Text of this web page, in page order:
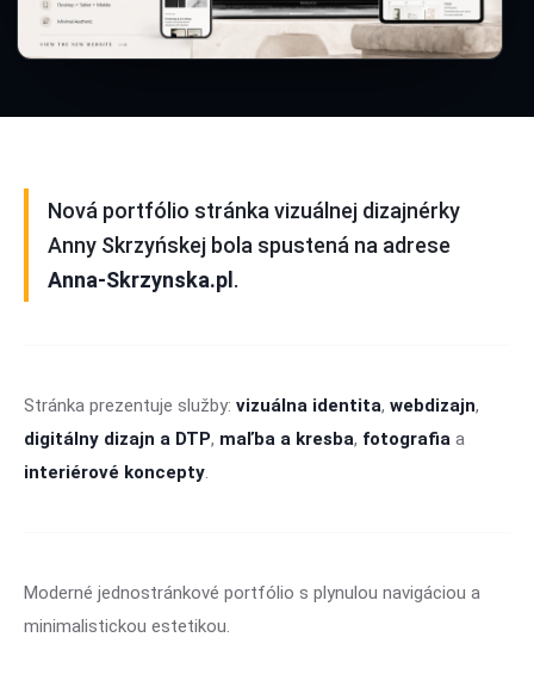
Nová portfólio stránka vizuálnej dizajnérky
Anny Skrzyńskej bola spustená na adrese
Anna-Skrzynska.pl .
Stránka prezentuje služby: vizuálna identita, webdizajn,
digitálny dizajn a DTP, maľba a kresba, fotografia a
interiérové koncepty.
Moderné jednostránkové portfólio s plynulou navigáciou a
minimalistickou estetikou.